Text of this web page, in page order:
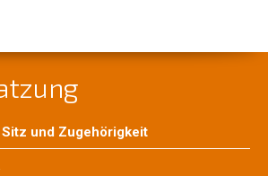
Sitz und Zugehörigkeit